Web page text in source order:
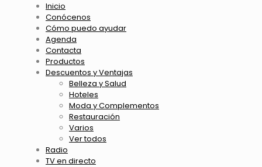
Inicio
Conócenos
Cómo puedo ayudar
Agenda
Contacta
Productos
Descuentos y Ventajas
Belleza y Salud
Hoteles
Moda y Complementos
Restauración
Varios
Ver todos
Radio
TV en directo